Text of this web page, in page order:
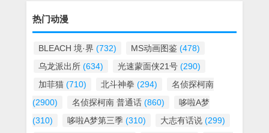
热门动漫
BLEACH 境·界 (732) MS动画图鉴 (478)
乌龙派出所 (634) 光速蒙面侠21号 (290)
加菲猫 (710) 北斗神拳 (294)
名侦探柯南
(2900)
名侦探柯南 普通话 (860)
哆啦A梦
(310)
哆啦A梦第三季 (310) 大志有话说 (299)